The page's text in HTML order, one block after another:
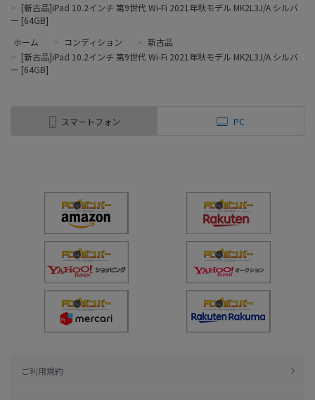
> [新古品]iPad 10.2インチ 第9世代 Wi-Fi 2021年秋モデル MK2L3J/A シルバ
ー [64GB]
ホーム
> コンディション > 新古品
> [新古品]iPad 10.2インチ 第9世代 Wi-Fi 2021年秋モデル MK2L3J/A シルバ
ー [64GB]
スマートフォン PC
ご利用規約